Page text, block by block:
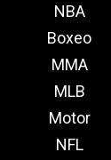
NBA
Boxeo
MMA
MLB
Motor
NFL